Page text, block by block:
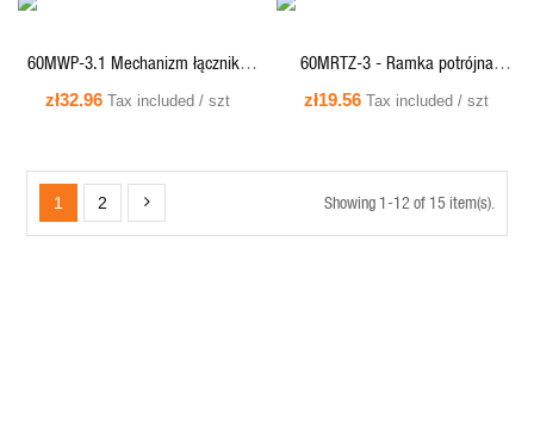
60MWP-3.1 Mechanizm łącznika
schodowego (jeden klawisz bez
zł32.96 Tax included / szt
60MRTZ-3 - Ramka potrójna
zaokrąglona Karlik MINI - taupe
zł19.56 Tax included / szt
1 2 Showing 1-12 of 15 item(s).